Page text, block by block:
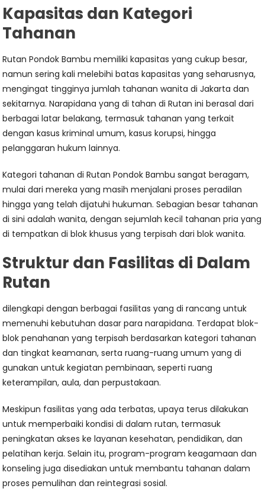
Kapasitas dan Kategori
Tahanan
Rutan Pondok Bambu memiliki kapasitas yang cukup besar,
namun sering kali melebihi batas kapasitas yang seharusnya,
mengingat tingginya jumlah tahanan wanita di Jakarta dan
sekitarnya. Narapidana yang di tahan di Rutan ini berasal dari
berbagai latar belakang, termasuk tahanan yang terkait
dengan kasus kriminal umum, kasus korupsi, hingga
pelanggaran hukum lainnya.
Kategori tahanan di Rutan Pondok Bambu sangat beragam,
mulai dari mereka yang masih menjalani proses peradilan
hingga yang telah dijatuhi hukuman. Sebagian besar tahanan
di sini adalah wanita, dengan sejumlah kecil tahanan pria yang
di tempatkan di blok khusus yang terpisah dari blok wanita.
Struktur dan Fasilitas di Dalam
Rutan
dilengkapi dengan berbagai fasilitas yang di rancang untuk
memenuhi kebutuhan dasar para narapidana. Terdapat blok-
blok penahanan yang terpisah berdasarkan kategori tahanan
dan tingkat keamanan, serta ruang-ruang umum yang di
gunakan untuk kegiatan pembinaan, seperti ruang
keterampilan, aula, dan perpustakaan.
Meskipun fasilitas yang ada terbatas, upaya terus dilakukan
untuk memperbaiki kondisi di dalam rutan, termasuk
peningkatan akses ke layanan kesehatan, pendidikan, dan
pelatihan kerja. Selain itu, program-program keagamaan dan
konseling juga disediakan untuk membantu tahanan dalam
proses pemulihan dan reintegrasi sosial.